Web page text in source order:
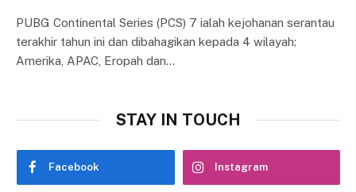
PUBG Continental Series (PCS) 7 ialah kejohanan serantau
terakhir tahun ini dan dibahagikan kepada 4 wilayah:
Amerika, APAC, Eropah dan…
STAY IN TOUCH
Facebook Instagram